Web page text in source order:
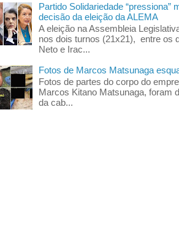
Partido Solidariedade “pressiona”
decisão da eleição da ALEMA
A eleição na Assembleia
nos dois turnos (21x21), entre os
Neto e Irac...
Fotos de Marcos Matsunaga
Fotos de partes do corpo do
Marcos Kitano Matsunaga, foram
da cab...